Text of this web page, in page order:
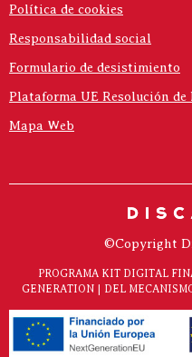
Política de cookies
Responsabilidad social
Formulario de desistimiento
Plataforma UE Resolución
Mapa Web
©Copyright
PROGRAMA KIT DIGITAL
GENERATION | DEL